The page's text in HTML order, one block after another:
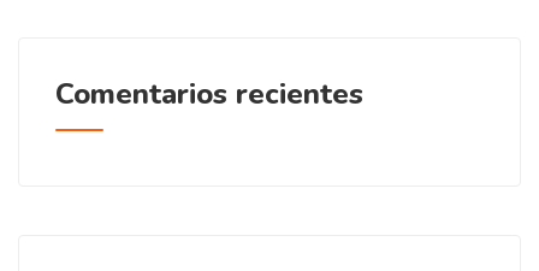
Comentarios recientes